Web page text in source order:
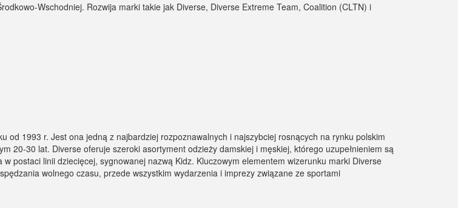
Wschodniej. Rozwija marki takie jak Diverse, Diverse Extreme Team, Coalition (CLTN) i
od 1993 r. Jest ona jedną z najbardziej rozpoznawalnych i najszybciej rosnących na rynku polskim
20-30 lat. Diverse oferuje szeroki asortyment odzieży damskiej i męskiej, którego uzupełnieniem są
postaci linii dziecięcej, sygnowanej nazwą Kidz. Kluczowym elementem wizerunku marki Diverse
wolnego czasu, przede wszystkim wydarzenia i imprezy związane ze sportami